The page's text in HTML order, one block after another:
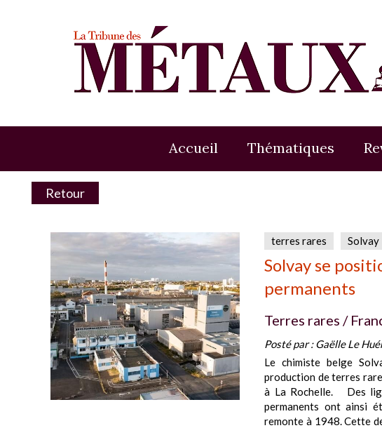
Accueil Thématiques
Retour
terres rares Solvay
Solvay se
permanents
Terres rares /
Posté par :Gaëlle Le
Le chimiste belge
production de terres
à La Rochelle. Des
permanents ont ainsi
remonte à 1948. Cette